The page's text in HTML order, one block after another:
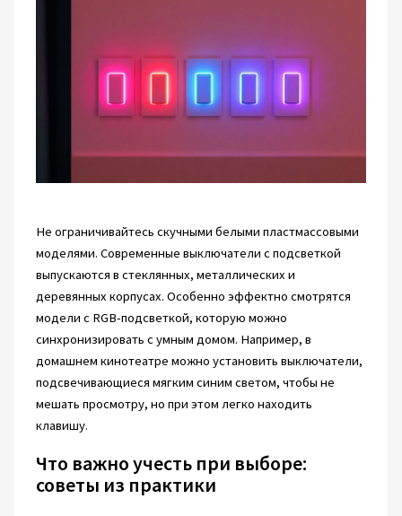
Не ограничивайтесь скучными белыми пластмассовыми
моделями. Современные выключатели с подсветкой
выпускаются в стеклянных, металлических и
деревянных корпусах. Особенно эффектно смотрятся
модели с RGB-подсветкой, которую можно
синхронизировать с умным домом. Например, в
домашнем кинотеатре можно установить выключатели,
подсвечивающиеся мягким синим светом, чтобы не
мешать просмотру, но при этом легко находить
клавишу.
Что важно учесть при выборе:
советы из практики